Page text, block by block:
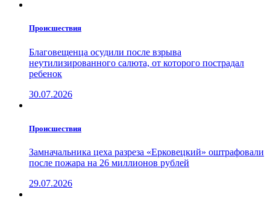
Проиcшествия
Благовещенца осудили после взрыва
неутилизированного салюта, от которого пострадал
ребенок
30.07.2026
Проиcшествия
Замначальника цеха разреза «Ерковецкий» оштрафовали
после пожара на 26 миллионов рублей
29.07.2026